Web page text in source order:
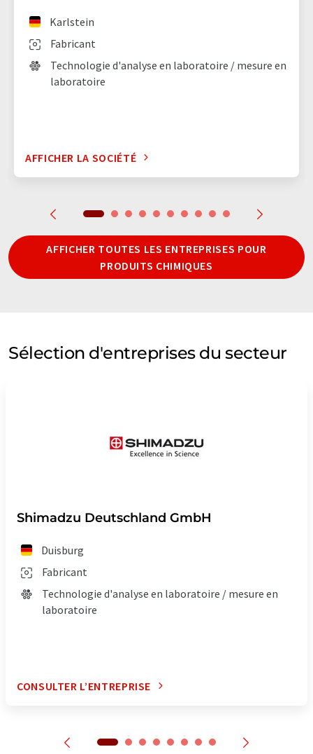
Fabricant
Karlstein
Technologie d'analyse en laboratoire / mesure en
laboratoire
AFFICHER LA SOCIÉTÉ
AFFICHER TOUTES LES ENTREPRISES POUR
PRODUITS CHIMIQUES
Sélection d'entreprises du secteur
Shimadzu Deutschland GmbH
Duisburg
Fabricant
Technologie d'analyse en laboratoire / mesure en
laboratoire
CONSULTER L’ENTREPRISE